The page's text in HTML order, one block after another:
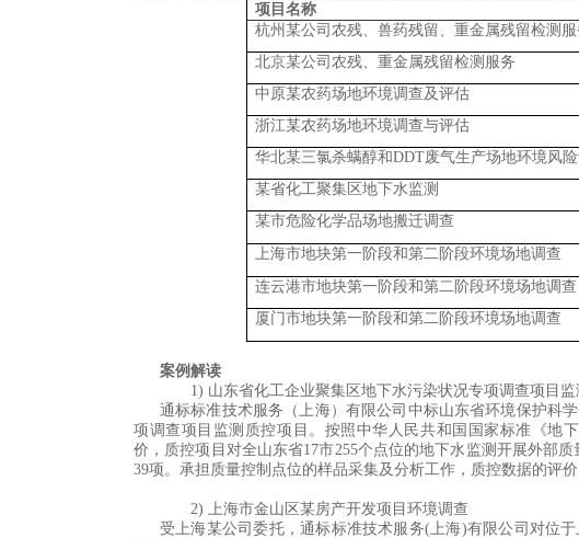
项目名称
杭州某公司农残、兽药残留、重金属残留检测服
北京某公司农残、重金属残留检测服务
中原某农药场地环境调查及评估
浙江某农药场地环境调查与评估
华北某三氯杀螨醇和DDT废气生产场地环境风
某省化工聚集区地下水监测
某市危险化学品场地搬迁调查
上海市地块第一阶段和第二阶段环境场地调查
连云港市地块第一阶段和第二阶段环境场地调查
厦门市地块第一阶段和第二阶段环境场地调查
案例解读
1) 山东省化工企业聚集区地下水污染状况专项调查项目监
通标标准技术服务（上海）有限公司中标山东省环境保护科
项调查项目监测质控项目。按照中华人民共和国国家标准《地
价，质控项目对全山东省17市255个点位的地下水监测开展外部
39项。承担质量控制点位的样品采集及分析工作，质控数据的评
2) 上海市金山区某房产开发项目环境调查
受上海某公司委托，通标标准技术服务(上海)有限公司对位